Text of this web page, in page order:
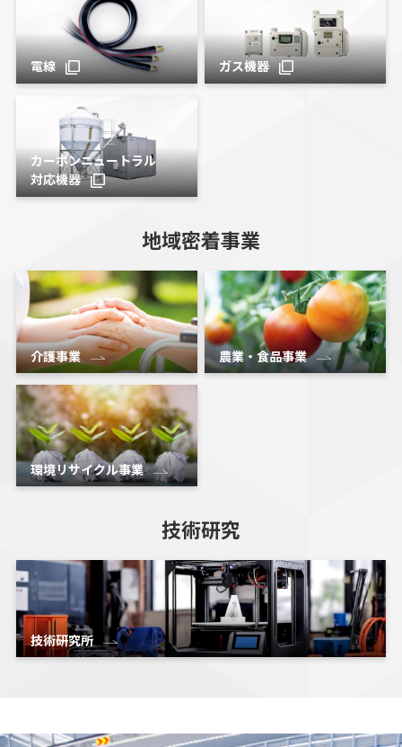
電線 ガス機器
カーボンニュートラル
対応機器
地域密着事業
介護事業 農業・食品事業
環境リサイクル事業
技術研究
技術研究所